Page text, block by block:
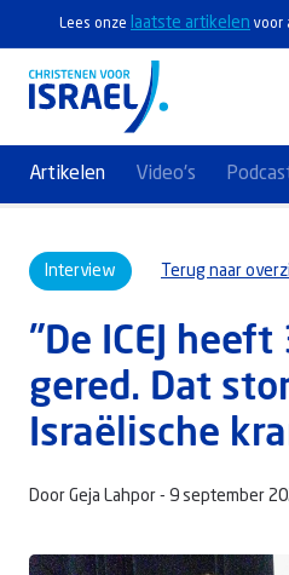
Lees onze laatste artikelen voor
Artikelen Video's
Actief
Ontdek
Steun Israël
Interview Terug naar
"De ICEJ
gered. Dat
Israëlische
Door Geja Lahpor - 9 september